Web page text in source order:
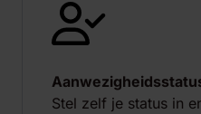
Stel zelf je status in